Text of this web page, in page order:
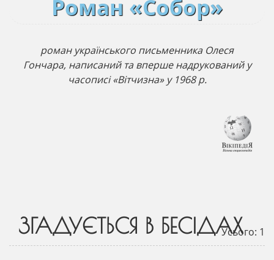
Роман «Собор»
роман українського письменника Олеся
Гончара, написаний та вперше надрукований у
часописі «Вітчизна» у 1968 р.
ЗГАДУЄТЬСЯ В БЕСІДАХУсього: 1